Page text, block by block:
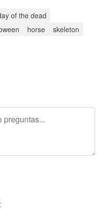
of the dead
horse
skeleton